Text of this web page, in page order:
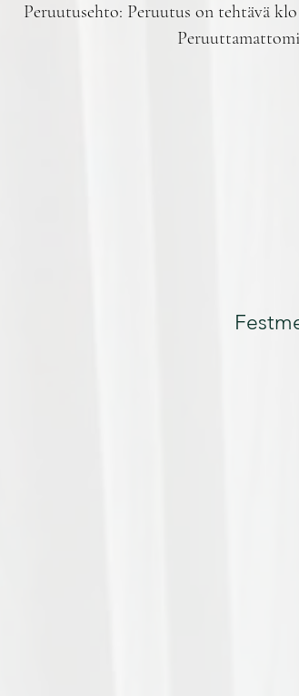
Peruutusehto: Peruutus on tehtävä